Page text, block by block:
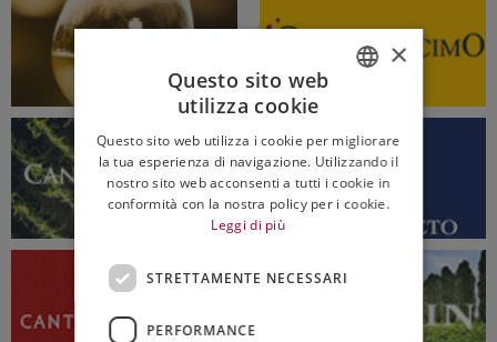
ENGLISH
×
Questo sito web
utilizza cookie
Questo sito web utilizza i cookie per migliorare
la tua esperienza di navigazione. Utilizzando il
nostro sito web acconsenti a tutti i cookie in
conformità con la nostra policy per i cookie.
Leggi di più
STRETTAMENTE NECESSARI
PERFORMANCE